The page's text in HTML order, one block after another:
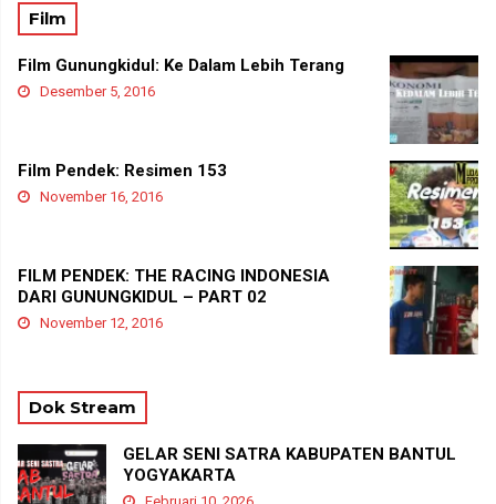
Film
Film Gunungkidul: Ke Dalam Lebih Terang
Desember 5, 2016
Film Pendek: Resimen 153
November 16, 2016
FILM PENDEK: THE RACING INDONESIA
DARI GUNUNGKIDUL – PART 02
November 12, 2016
Dok Stream
GELAR SENI SATRA KABUPATEN BANTUL
YOGYAKARTA